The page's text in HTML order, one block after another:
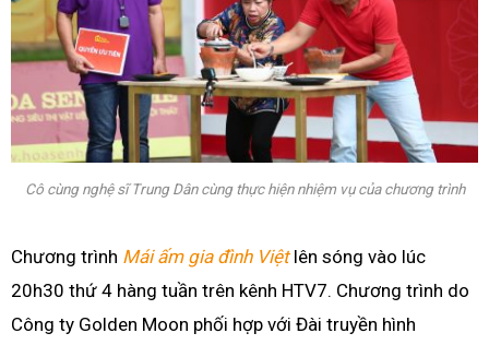
Cô cùng nghệ sĩ Trung Dân cùng thực hiện nhiệm vụ của chương trình
Chương trình Mái ấm gia đình Việtlên sóng vào lúc
20h30 thứ 4 hàng tuần trên kênh HTV7. Chương trình do
Công ty Golden Moon phối hợp với Đài truyền hình